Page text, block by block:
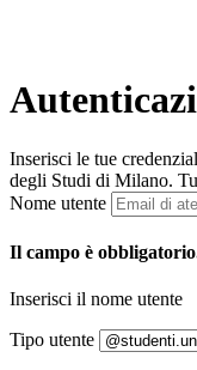
Inserisci le tue
degli Studi di Milano.
Nome utente
Il campo è
Inserisci il nome utente
Tipo utente